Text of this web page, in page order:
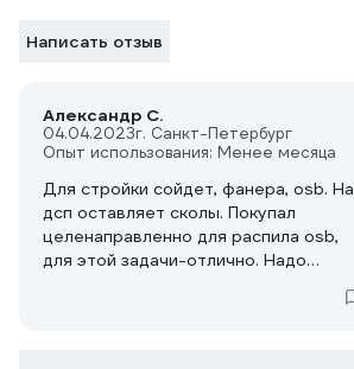
Написать отзыв
Александр С.
04.04.2023г. Санкт-Петербург
Опыт использования: Менее месяца
Для стройки сойдет, фанера, osb. На
дсп оставляет сколы. Покупал
целенаправленно для распила osb,
для этой задачи-отлично. Надо